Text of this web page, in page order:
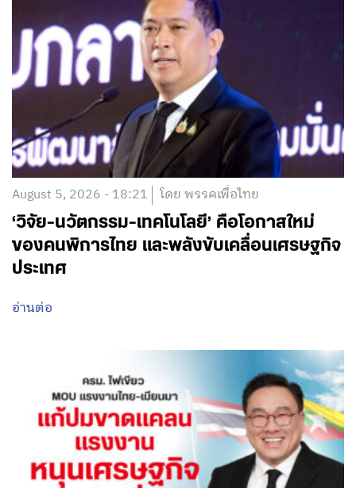
August 5, 2026 - 18:21 โดย พรรคเพื่อไทย
‘วิจัย-นวัตกรรม-เทคโนโลยี’ คือโอกาสใหม่
ของคนพิการไทย และพลังขับเคลื่อนเศรษฐกิจ
ประเทศ
อ่านต่อ